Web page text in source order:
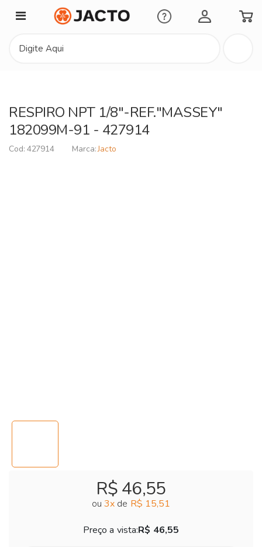
Minha Conta
RESPIRO NPT 1/8"-REF."MASSEY"
182099M-91 - 427914
427914 Jacto
R$ 46,55
ou 3x de R$ 15,51
Preço a vista:R$ 46,55